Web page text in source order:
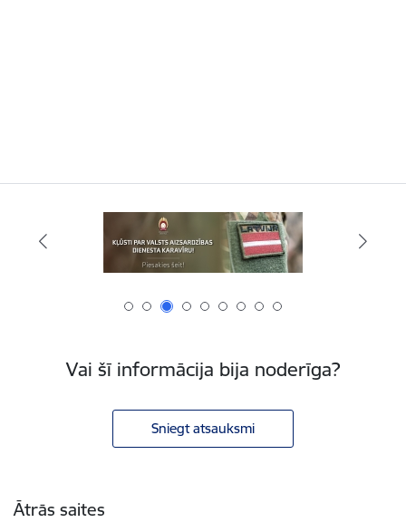
Vai šī informācija bija noderīga?
Sniegt atsauksmi
Ātrās saites